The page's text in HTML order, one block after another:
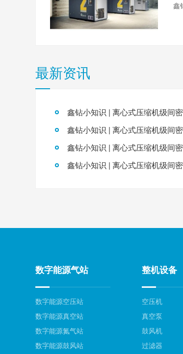
鑫
最新资讯
鑫钻小知识 | 离心式压缩机级间
鑫钻小知识 | 离心式压缩机级间
鑫钻小知识 | 离心式压缩机级间
鑫钻小知识 | 离心式压缩机级间
数字能源气站
数字能源空压站
数字能源真空站
数字能源氮气站
数字能源鼓风站
整机设备
空压机
真空泵
鼓风机
过滤器